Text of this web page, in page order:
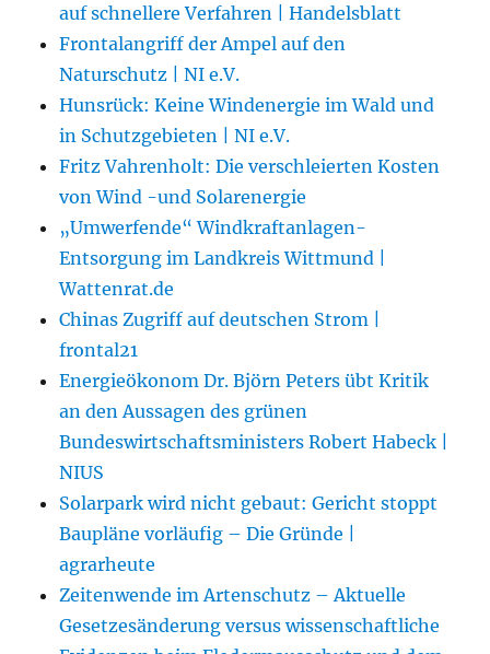
auf schnellere Verfahren | Handelsblatt
Frontalangriff der Ampel auf den
Naturschutz | NI e.V.
Hunsrück: Keine Windenergie im Wald und
in Schutzgebieten | NI e.V.
Fritz Vahrenholt: Die verschleierten Kosten
von Wind -und Solarenergie
„Umwerfende“ Windkraftanlagen-
Entsorgung im Landkreis Wittmund |
Wattenrat.de
Chinas Zugriff auf deutschen Strom |
frontal21
Energieökonom Dr. Björn Peters übt Kritik
an den Aussagen des grünen
Bundeswirtschaftsministers Robert Habeck |
NIUS
Solarpark wird nicht gebaut: Gericht stoppt
Baupläne vorläufig – Die Gründe |
agrarheute
Zeitenwende im Artenschutz – Aktuelle
Gesetzesänderung versus wissenschaftliche